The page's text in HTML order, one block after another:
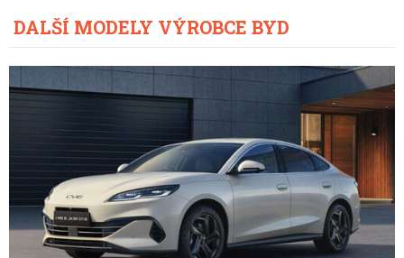
DALŠÍ MODELY VÝROBCE BYD